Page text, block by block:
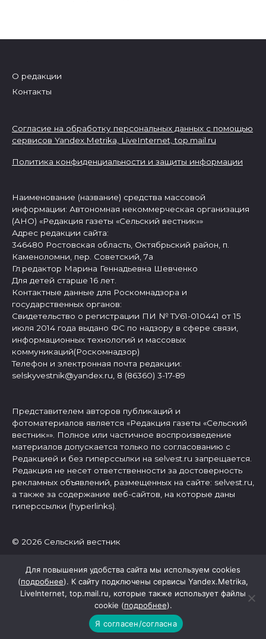
О редакции
Контакты
Согласие на обработку персональных данных с помощью
сервисов Yandex.Metrika, LiveInternet,top.mail.ru
Политика конфиденциальности и защиты информации
Наименование (название) средства массовой
информации: Автономная некоммерческая организация
(АНО) «Редакция газеты «Сельский вестник»»
Адрес редакции сайта:
346480 Ростовская область, Октябрьский район, п.
Каменоломни, пер. Советский, 7а
Гл.редактор Марина Геннадьевна Шевченко
Для детей старше 16 лет.
Контактные данные для Роскомнадзора и
государственных органов:
Свидетельство о регистрации ПИ № ТУ61-010441 от 15
июля 2014 года выдано ФС по надзору в сфере связи,
информационных технологий и массовых
коммуникаций(Роскомнадзор)
Телефон и электронная почта редакции:
selskyvestnik@yandex.ru, 8 (86360) 3-17-89
Представителем авторов публикаций и
фотоматериалов является «Редакция газеты «Сельский
вестник»». Полное или частичное воспроизведение
материалов допускается только по согласованию с
Редакцией и без гиперссылки на selvest.ru запрещается.
Редакция не несет ответственности за достоверность
рекламных объявлений, размещенных на сайте: selvest.ru,
а также за содержание веб-сайтов, на которые даны
гиперссылки (hyperlinks).
© 2026 Сельский вестник
Для повышения удобства сайта мы используем cookies
(подробнее). К сайту подключены сервисы Yandex.Metrika,
LiveInternet, top.mail.ru, которые также использует файлы
cookie (подробнее).
Я согласен/согласна